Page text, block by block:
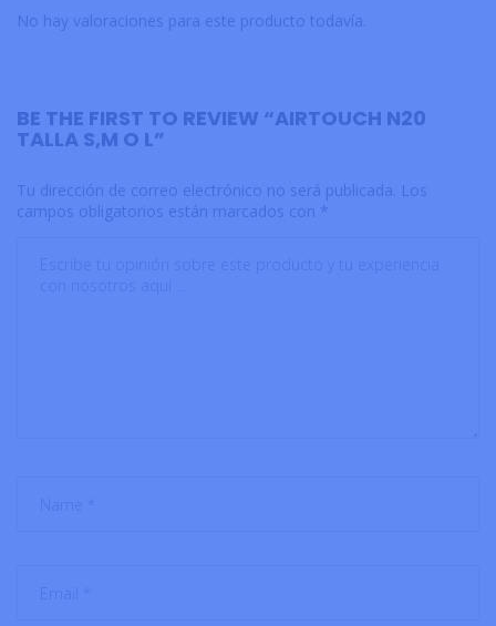
No hay valoraciones para este producto todavía.
BE THE FIRST TO REVIEW “AIRTOUCH N20
TALLA S,M O L”
Tu dirección de correo electrónico no será publicada. Los
campos obligatorios están marcados con *